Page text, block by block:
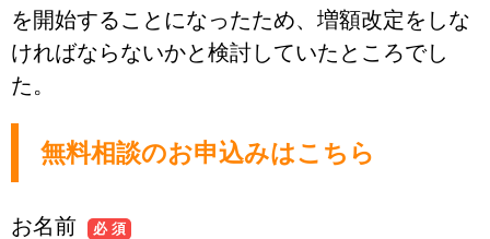
を開始することになったため、増額改定をしな
ければならないかと検討していたところでし
た。
無料相談のお申込みはこちら
お名前 必 須